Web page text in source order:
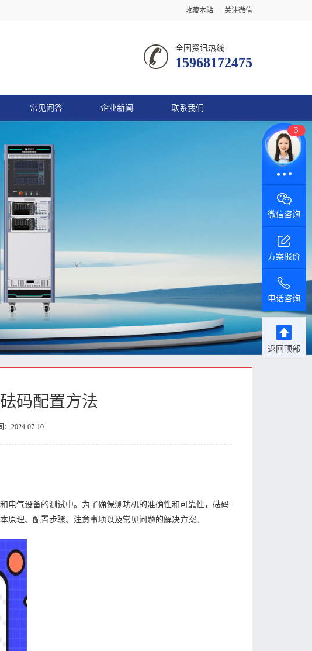
收藏本站 关注微信
全国资讯热线
15968172475
常见问答 企业新闻 联系我们
码配置方法
：2024-07-10
电气设备的测试中。为了确保测功机的准确性和可靠性，砝码
原理、配置步骤、注意事项以及常见问题的解决方案。
3
在线咨询
微信咨询
方案报价
电话咨询
返回顶部